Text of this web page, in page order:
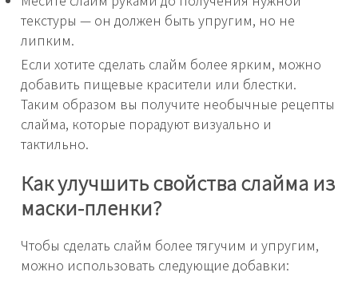
текстуры — он должен быть упругим, но не
липким.
Если хотите сделать слайм более ярким, можно
добавить пищевые красители или блестки.
Таким образом вы получите необычные рецепты
слайма, которые порадуют визуально и
тактильно.
Как улучшить свойства слайма из
маски-пленки?
Чтобы сделать слайм более тягучим и упругим,
можно использовать следующие добавки: